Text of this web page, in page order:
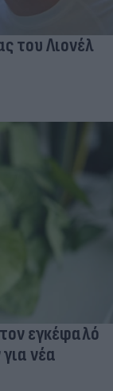
του Λιονέλ
εγκέφαλό
νέα